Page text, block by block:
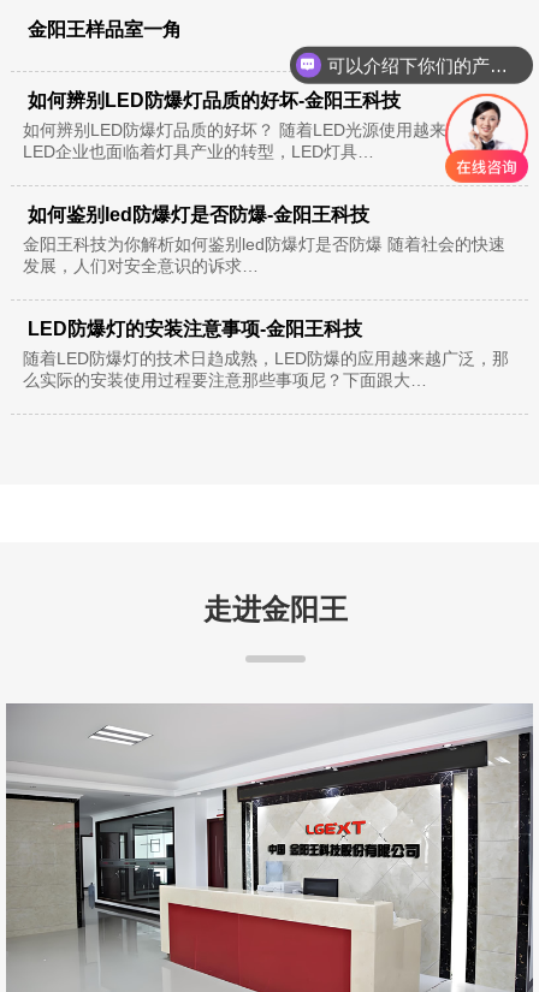
金阳王样品室一角
如何辨别LED防爆灯品质的好坏-金阳王科技
如何辨别LED防爆灯品质的好坏？ 随着LED光源使用越来越频繁，
LED企业也面临着灯具产业的转型，LED灯具…
如何鉴别led防爆灯是否防爆-金阳王科技
金阳王科技为你解析如何鉴别led防爆灯是否防爆 随着社会的快速
发展，人们对安全意识的诉求…
LED防爆灯的安装注意事项-金阳王科技
随着LED防爆灯的技术日趋成熟，LED防爆的应用越来越广泛，那
么实际的安装使用过程要注意那些事项尼？下面跟大…
走进金阳王
可以介绍下你们的产品么？
你们是怎么收费的呢？